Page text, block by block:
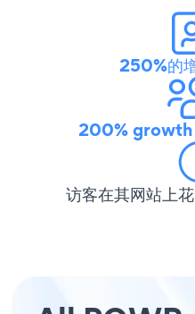
250%的
200% growth
访客在其网站上